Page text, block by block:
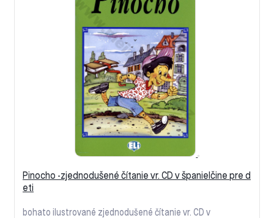
Pinocho -zjednodušené čítanie vr. CD v španielčine pre d
eti
bohato ilustrované zjednodušené čítanie vr. CD v